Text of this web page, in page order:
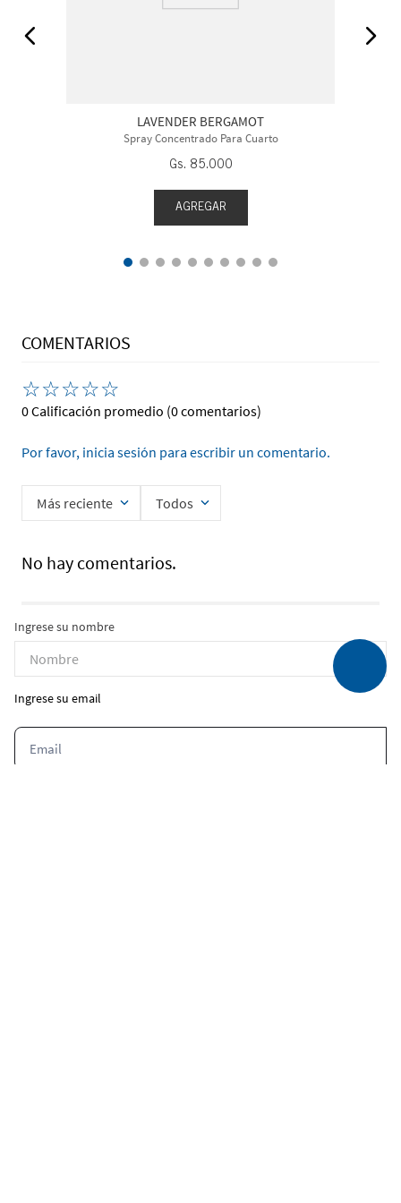
LAVENDER BERGAMOT
Spray Concentrado Para Cuarto
Gs. 85.000
AGREGAR
COMENTARIOS
☆☆☆☆☆
0 Calificación promedio (0 comentarios)
Por favor, inicia sesión para escribir un comentario.
Más reciente Todos
No hay comentarios.
Ingrese su nombre
Ingrese su email